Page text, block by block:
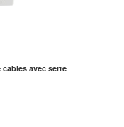
avec serre